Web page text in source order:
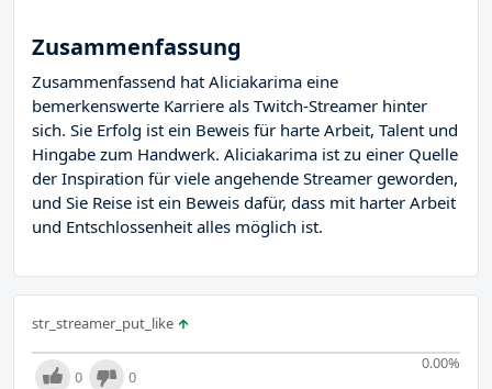
Zusammenfassung
Zusammenfassend hat Aliciakarima eine
bemerkenswerte Karriere als Twitch-Streamer hinter
sich. Sie Erfolg ist ein Beweis für harte Arbeit, Talent und
Hingabe zum Handwerk. Aliciakarima ist zu einer Quelle
der Inspiration für viele angehende Streamer geworden,
und Sie Reise ist ein Beweis dafür, dass mit harter Arbeit
und Entschlossenheit alles möglich ist.
str_streamer_put_like
0.00%
0 0